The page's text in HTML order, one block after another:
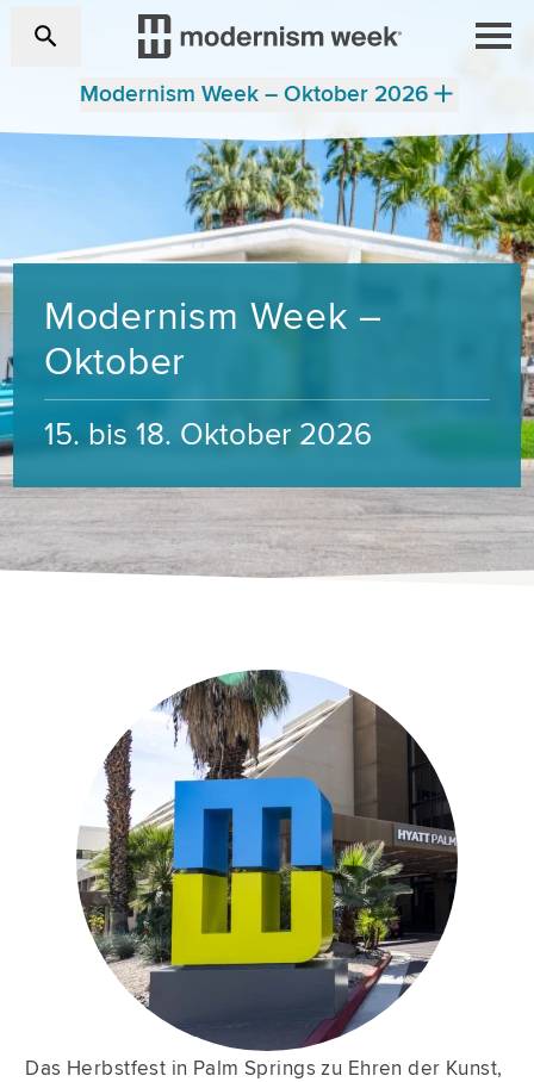
Modernism Week – Oktober 2026
Modernism Week –
Oktober
15. bis 18. Oktober 2026
Das Herbstfest in Palm Springs zu Ehren der Kunst,